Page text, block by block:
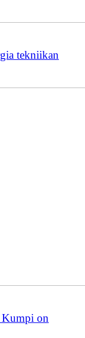
tekniikan
Kumpi on